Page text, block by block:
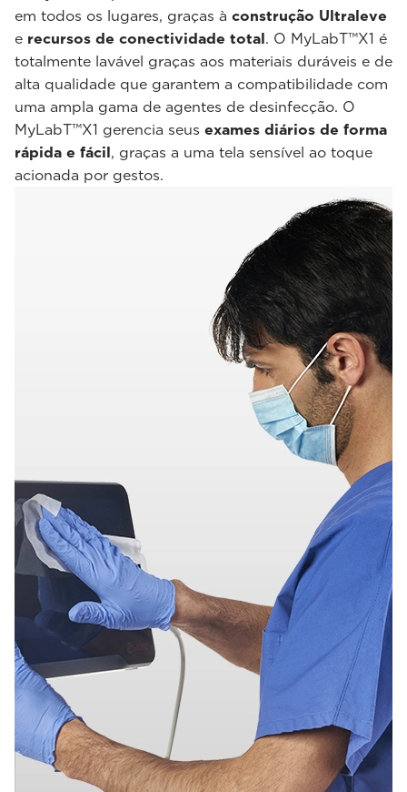
em todos os lugares, graças à construção Ultraleve
e recursos de conectividade total. O MyLabT™X1 é
totalmente lavável graças aos materiais duráveis e de
alta qualidade que garantem a compatibilidade com
uma ampla gama de agentes de desinfecção. O
MyLabT™X1 gerencia seus exames diários de forma
rápida e fácil, graças a uma tela sensível ao toque
acionada por gestos.